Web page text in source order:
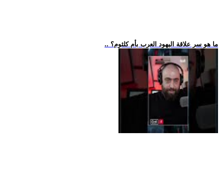
.. ما هو سر علاقة اليهود العرب بأم كلثوم؟